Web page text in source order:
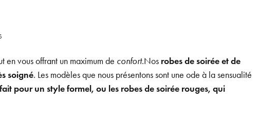
en vous offrant un maximum de confort.Nos robes de soirée et de
soigné. Les modèles que nous présentons sont une ode à la sensualité
pour un style formel, ou les robes de soirée rouges, qui